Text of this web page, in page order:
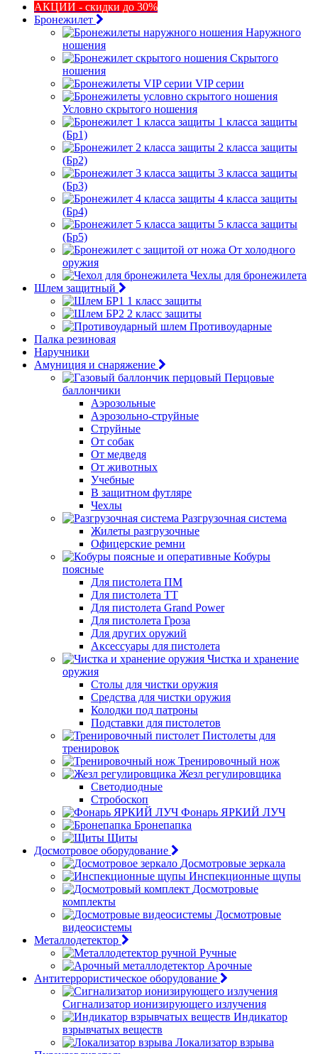
АКЦИИ - скидки до 30%
Бронежилет
Наружного
ношения
Скрытого
ношения
VIP серии
Условно скрытого ношения
1 класса защиты
(Бр1)
2 класса защиты
(Бр2)
3 класса защиты
(Бр3)
4 класса защиты
(Бр4)
5 класса защиты
(Бр5)
От холодного
оружия
Чехлы для бронежилета
Шлем защитный
1 класс защиты
2 класс защиты
Противоударные
Палка резиновая
Наручники
Амуниция и снаряжение
Перцовые
баллончики
Аэрозольные
Аэрозольно-струйные
Струйные
От собак
От медведя
От животных
Учебные
В защитном футляре
Чехлы
Разгрузочная система
Жилеты разгрузочные
Офицерские ремни
Кобуры
поясные
Для пистолета ПМ
Для пистолета ТТ
Для пистолета Grand Power
Для пистолета Гроза
Для других оружий
Аксессуары для пистолета
Чистка и хранение
оружия
Столы для чистки оружия
Средства для чистки оружия
Колодки под патроны
Подставки для пистолетов
Пистолеты для
тренировок
Тренировочный нож
Жезл регулировщика
Светодиодные
Стробоскоп
Фонарь ЯРКИЙ ЛУЧ
Бронепапка
Щиты
Досмотровое оборудование
Досмотровые зеркала
Инспекционные щупы
Досмотровые
комплекты
Досмотровые
видеосистемы
Металлодетектор
Ручные
Арочные
Антитеррористическое оборудование
Сигнализатор ионизирующего излучения
Индикатор
взрывчатых веществ
Локализатор взрыва